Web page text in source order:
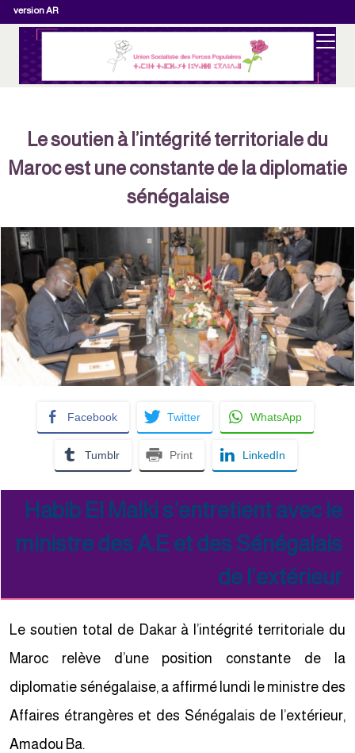
version AR
Le soutien à l’intégrité territoriale du
Maroc est une constante de la diplomatie
sénégalaise
Facebook Twitter WhatsApp
Tumblr Print LinkedIn
Habib El Malki s’entretient avec le
ministre des A.E et des Sénégalais
de l’extérieur
Le soutien total de Dakar à l’intégrité territoriale du
Maroc relève d’une position constante de la
diplomatie sénégalaise, a affirmé lundi le ministre des
Affaires étrangères et des Sénégalais de l’extérieur,
Amadou Ba.